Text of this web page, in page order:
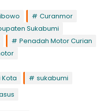
Curanmor
Sukabumi
Penadah Motor Curian
Kota
sukabumi